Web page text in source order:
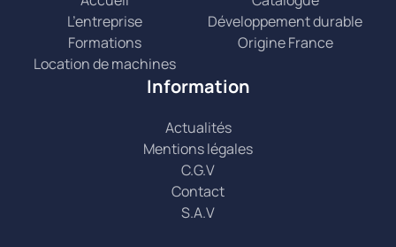
L’entreprise
Formations
Location de machines
Développement durable
Origine France
Information
Actualités
Mentions légales
C.G.V
Contact
S.A.V